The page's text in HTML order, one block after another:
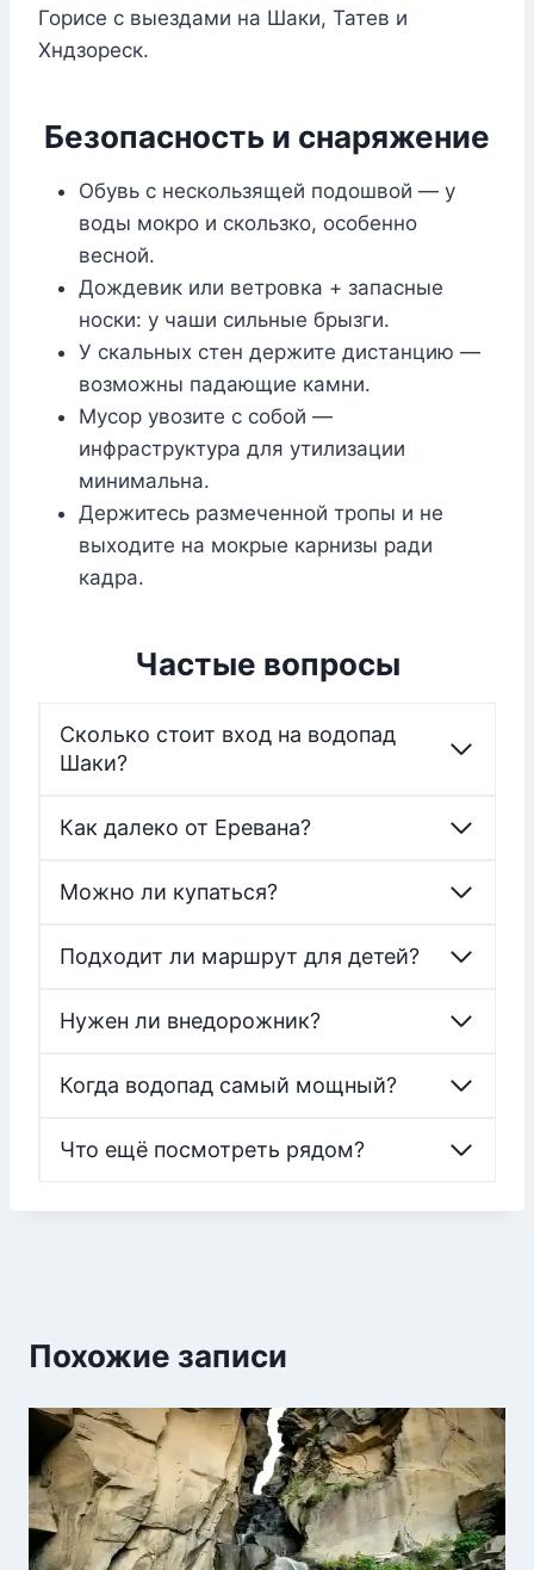
Горисе с выездами на Шаки, Татев и
Хндзореск.
Безопасность и снаряжение
Обувь с нескользящей подошвой — у
воды мокро и скользко, особенно
весной.
Дождевик или ветровка + запасные
носки: у чаши сильные брызги.
У скальных стен держите дистанцию —
возможны падающие камни.
Мусор увозите с собой —
инфраструктура для утилизации
минимальна.
Держитесь размеченной тропы и не
выходите на мокрые карнизы ради
кадра.
Частые вопросы
Сколько стоит вход на водопад
Шаки?
Как далеко от Еревана?
Можно ли купаться?
Подходит ли маршрут для детей?
Нужен ли внедорожник?
Когда водопад самый мощный?
Что ещё посмотреть рядом?
Похожие записи